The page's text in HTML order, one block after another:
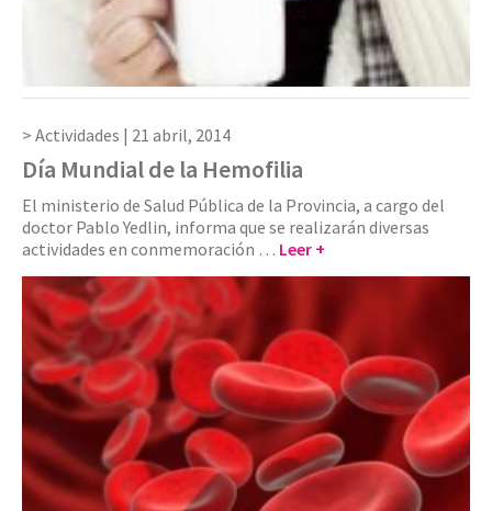
Actividades | 21 abril, 2014
Día Mundial de la Hemofilia
El ministerio de Salud Pública de la Provincia, a cargo del
doctor Pablo Yedlin, informa que se realizarán diversas
actividades en conmemoración … Leer +